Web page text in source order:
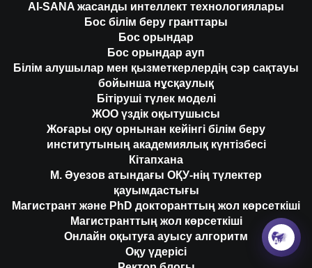
AI-SANA жасанды интеллект технологиялары
Бос білім беру гранттары
Бос орындар
Бос орындар ауп
Білім алушылар мен қызметкерлердің сэр сақтауы
бойынша нұсқаулық
Бітіруші түлек моделі
ЖОО үздік оқытушысы
Жоғары оқу орнынан кейінгі білім беру
институтының академиялық күнтізбесі
Кітапхана
М. Әуезов атындағы ОҚУ-нің түлектер
қауымдастығы
Магистрант және PhD докторанттың жол көрсеткіші
Магистранттың жол көрсеткіші
Онлайн оқытуға ауысу алгоритм
Оқу үдерісі